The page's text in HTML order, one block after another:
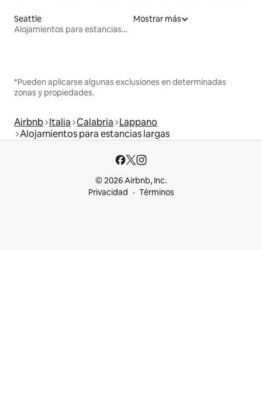
Seattle
Alojamientos para estancias largas
Mostrar más
*Pueden aplicarse algunas exclusiones en determinadas
zonas y propiedades.
Airbnb Italia Calabria Lappano
Alojamientos para estancias largas
© 2026 Airbnb, Inc.
Privacidad
Términos